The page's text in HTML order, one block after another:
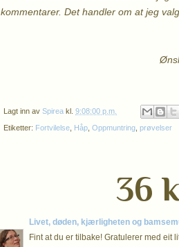
kommentarer. Det handler om at jeg
Lagt inn av Spirea kl. 9:08:00 p.m.
Etiketter: Fortvilelse Håp Oppmuntring prøvelser
36
Livet, døden, kjærligheten og
Fint at du er tilbake! Gratulerer med eit